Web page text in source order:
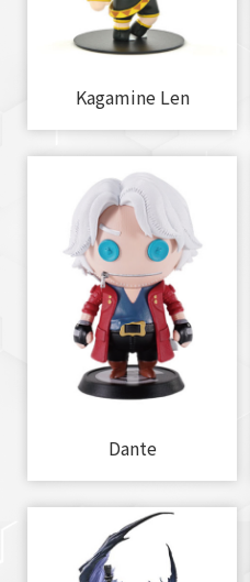
Kagamine Len
Dante